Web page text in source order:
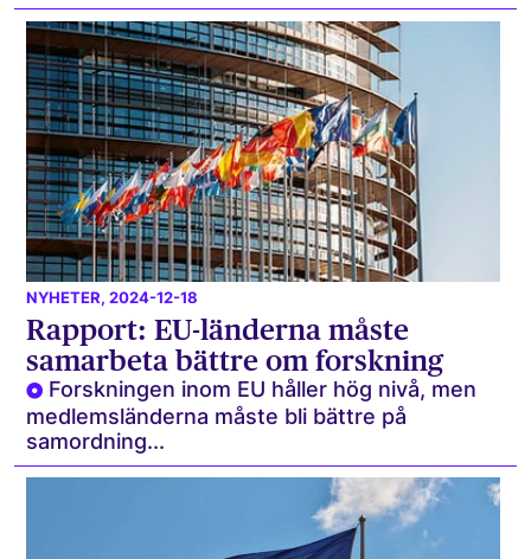
NYHETER, 2024-12-18
Rapport: EU-länderna måste
samarbeta bättre om forskning
Forskningen inom EU håller hög nivå, men
medlemsländerna måste bli bättre på
samordning...